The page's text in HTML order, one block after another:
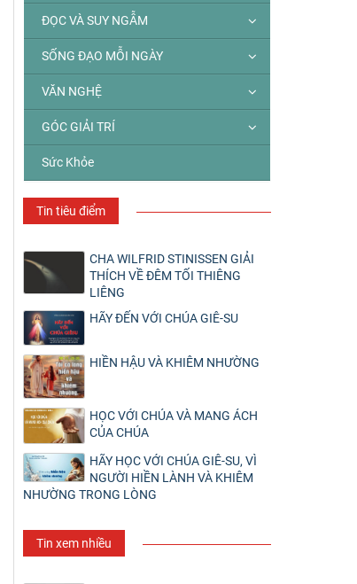
ĐỌC VÀ SUY NGẪM
SỐNG ĐẠO MỖI NGÀY
VĂN NGHỆ
GÓC GIẢI TRÍ
Sức Khỏe
Tin tiêu điểm
CHA WILFRID STINISSEN GIẢI
THÍCH VỀ ĐÊM TỐI THIÊNG
LIÊNG
HÃY ĐẾN VỚI CHÚA GIÊ-SU
HIỀN HẬU VÀ KHIÊM NHƯỜNG
HỌC VỚI CHÚA VÀ MANG ÁCH
CỦA CHÚA
HÃY HỌC VỚI CHÚA GIÊ-SU, VÌ
NGƯỜI HIỀN LÀNH VÀ KHIÊM
NHƯỜNG TRONG LÒNG
Tin xem nhiều